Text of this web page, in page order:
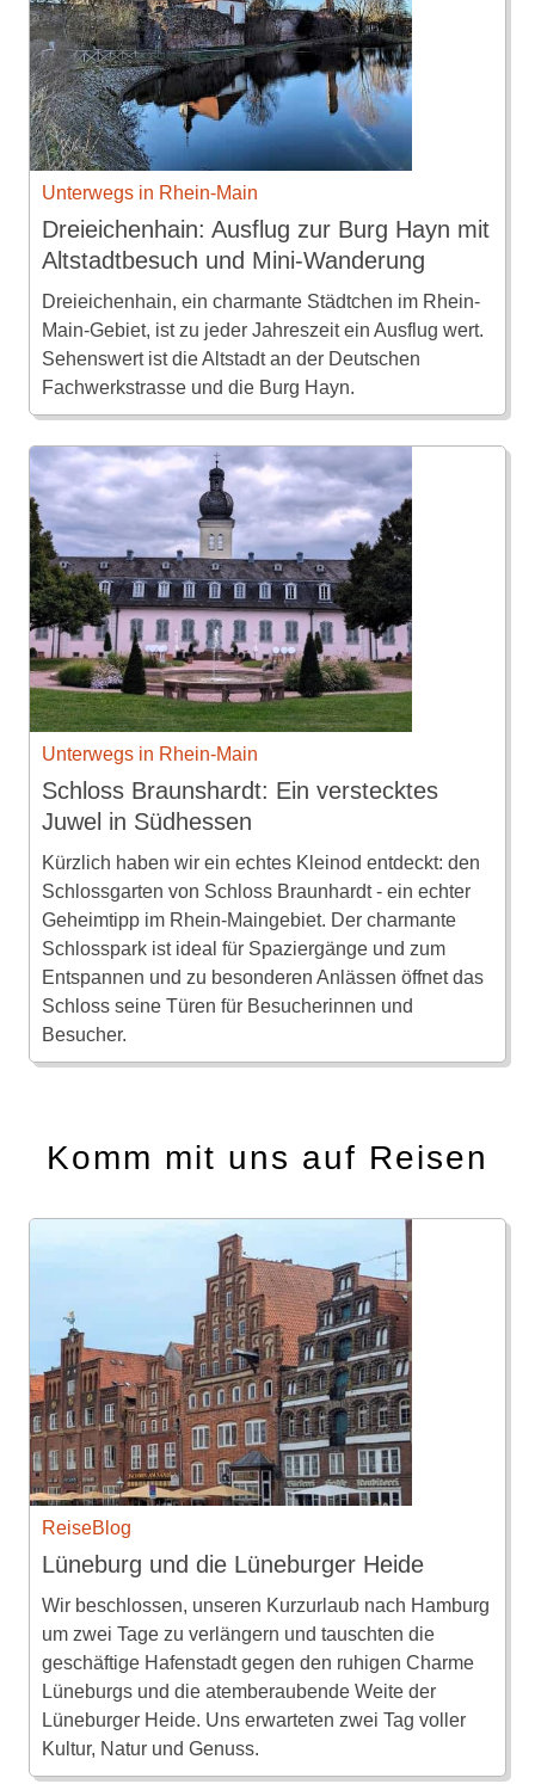
Unterwegs in Rhein-Main
Dreieichenhain: Ausflug zur Burg Hayn mit
Altstadtbesuch und Mini-Wanderung
Dreieichenhain, ein charmante Städtchen im Rhein-
Main-Gebiet, ist zu jeder Jahreszeit ein Ausflug wert.
Sehenswert ist die Altstadt an der Deutschen
Fachwerkstrasse und die Burg Hayn.
Unterwegs in Rhein-Main
Schloss Braunshardt: Ein verstecktes
Juwel in Südhessen
Kürzlich haben wir ein echtes Kleinod entdeckt: den
Schlossgarten von Schloss Braunhardt - ein echter
Geheimtipp im Rhein-Maingebiet. Der charmante
Schlosspark ist ideal für Spaziergänge und zum
Entspannen und zu besonderen Anlässen öffnet das
Schloss seine Türen für Besucherinnen und
Besucher.
Komm mit uns auf Reisen
ReiseBlog
Lüneburg und die Lüneburger Heide
Wir beschlossen, unseren Kurzurlaub nach Hamburg
um zwei Tage zu verlängern und tauschten die
geschäftige Hafenstadt gegen den ruhigen Charme
Lüneburgs und die atemberaubende Weite der
Lüneburger Heide. Uns erwarteten zwei Tag voller
Kultur, Natur und Genuss.